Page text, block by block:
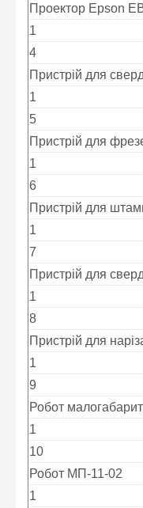
Проектор Epson
1
4
Пристрій для
1
5
Пристрій для
1
6
Пристрій для
1
7
Пристрій для
1
8
Пристрій для
1
9
Робот
1
10
Робот МП-11-02
1